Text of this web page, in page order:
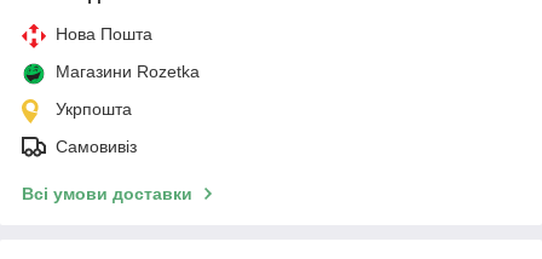
Нова Пошта
Магазини Rozetka
Укрпошта
Самовивіз
Всі умови доставки